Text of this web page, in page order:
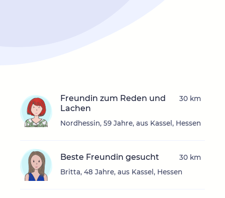
Freundin zum Reden und
Lachen
Nordhessin, 59 Jahre, aus Kassel, Hessen
30 km
Beste Freundin gesucht
Britta, 48 Jahre, aus Kassel, Hessen
30 km